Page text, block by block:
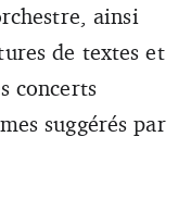
ainsi
de textes et
concerts
suggérés par